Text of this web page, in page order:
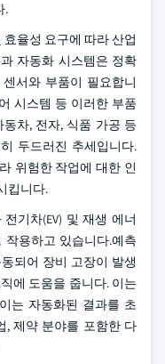
.
율성 요구에 따라 산업
자동화 시스템은 정확
서와 부품이 필요합니
시스템 등 이러한 부품
차, 전자, 식품 가공 등
두드러진 추세입니다.
위험한 작업에 대한 인
킵니다.
기차(EV) 및 재생 에너
용하고 있습니다.예측
되어 장비 고장이 발생
에 도움을 줍니다. 이는
는 자동화된 결과를 초
, 제약 분야를 포함한 다